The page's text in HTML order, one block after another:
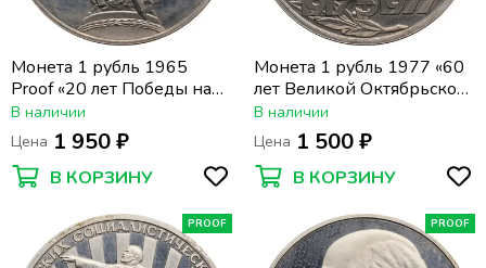
Монета 1 рубль 1965
Proof «20 лет Победы над
фашистской Германией в
Великой Отечественной
войне»,(Новодел)
В наличии
Цена 1 950 ₽
В КОРЗИНУ
Монета 1 рубль 1977 «60
лет Великой Октябрьской
революции» (Новодел)
капсула
В наличии
Цена 1 500 ₽
В КОРЗИНУ
PROOF PROOF